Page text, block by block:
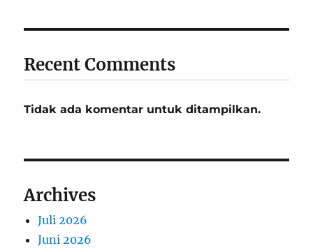
Recent Comments
Tidak ada komentar untuk ditampilkan.
Archives
Juli 2026
Juni 2026